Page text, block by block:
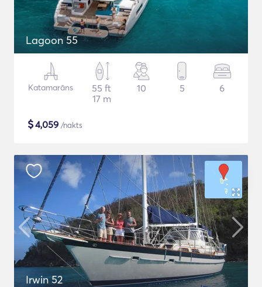
Lagoon 55
Katamarāns
55 ft
17 m
10 5 6
$4,059 /nakts
Irwin 52